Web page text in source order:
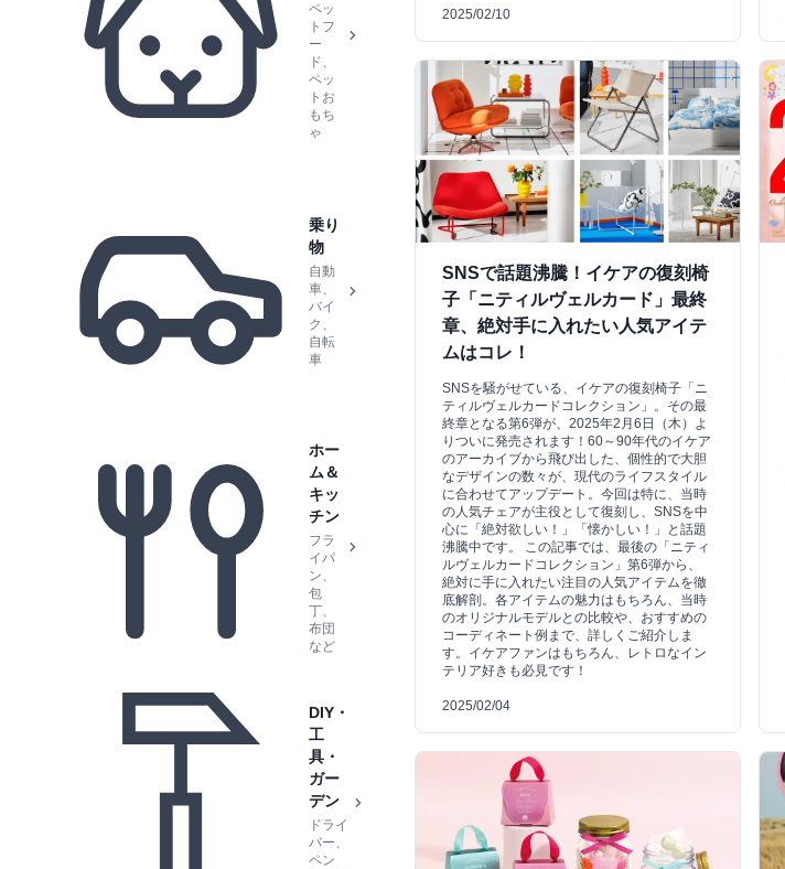
ペッ
トフ
ー
ド、
ペッ
トお
もち
ゃ
乗り
物
自動
車、
バイ
ク、
自転
車
ホー
ム＆
キッ
チン
フラ
イパ
ン、
包
丁、
布団
など
DIY・
工
具・
ガー
デン
ドライ
バー、
ペン
2025/02/10
SNSで話題沸騰！イケアの復刻椅
子「ニティルヴェルカード」最終
章、絶対手に入れたい人気アイテ
ムはコレ！
SNSを騒がせている、イケアの復刻椅子「ニ
ティルヴェルカードコレクション」。その最
終章となる第6弾が、2025年2月6日（木）よ
りついに発売されます！60～90年代のイケア
のアーカイブから飛び出した、個性的で大胆
なデザインの数々が、現代のライフスタイル
に合わせてアップデート。今回は特に、当時
の人気チェアが主役として復刻し、SNSを中
心に「絶対欲しい！」「懐かしい！」と話題
沸騰中です。 この記事では、最後の「ニティ
ルヴェルカードコレクション」第6弾から、
絶対に手に入れたい注目の人気アイテムを徹
底解剖。各アイテムの魅力はもちろん、当時
のオリジナルモデルとの比較や、おすすめの
コーディネート例まで、詳しくご紹介しま
す。イケアファンはもちろん、レトロなイン
テリア好きも必見です！
2025/02/04